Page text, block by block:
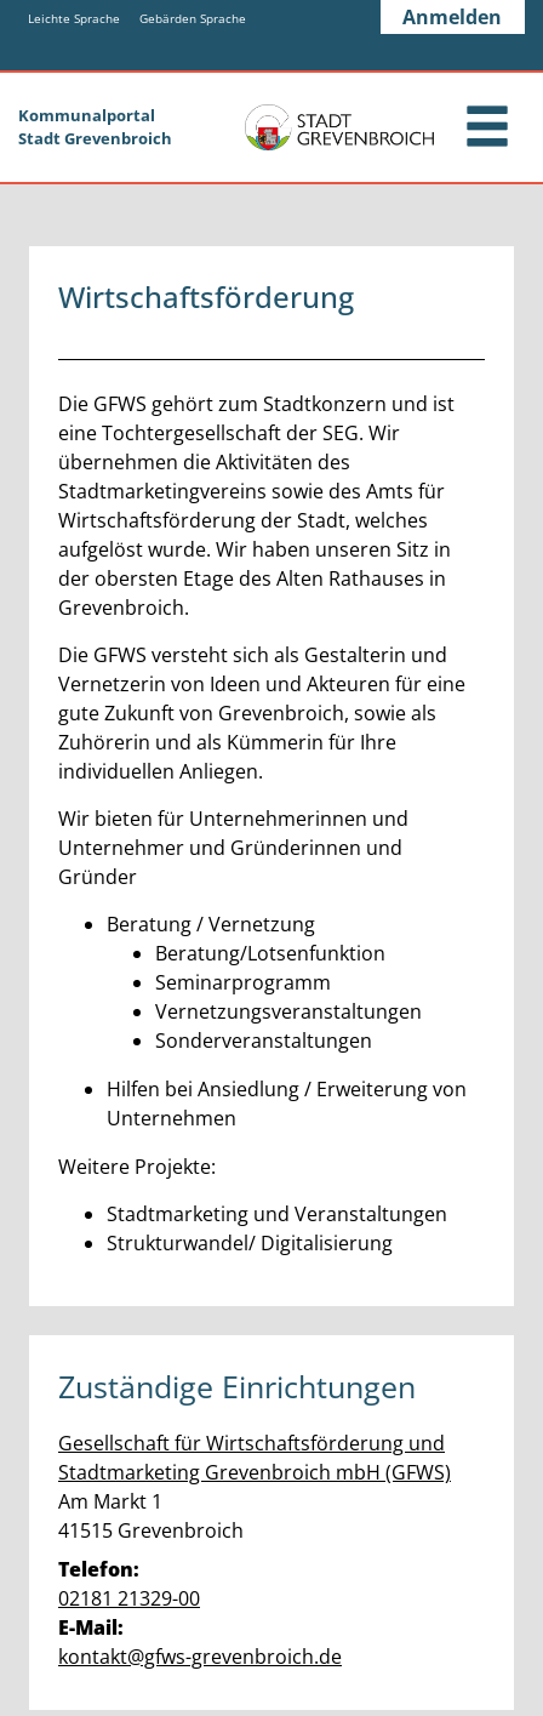
Zum Hauptinhalt springen
Zum Header
Zum Hauptinhalt
Zum Footer
Leichte Sprache Gebärden Sprache Anmelden
Kommunalportal
Stadt Grevenbroich
Wirtschaftsförderung
Beschreibung
Die GFWS gehört zum Stadtkonzern und ist
eine Tochtergesellschaft der SEG. Wir
übernehmen die Aktivitäten des
Stadtmarketingvereins sowie des Amts für
Wirtschaftsförderung der Stadt, welches
aufgelöst wurde. Wir haben unseren Sitz in
der obersten Etage des Alten Rathauses in
Grevenbroich.
Die GFWS versteht sich als Gestalterin und
Vernetzerin von Ideen und Akteuren für eine
gute Zukunft von Grevenbroich, sowie als
Zuhörerin und als Kümmerin für Ihre
individuellen Anliegen.
Wir bieten für Unternehmerinnen und
Unternehmer und Gründerinnen und
Gründer
Beratung / Vernetzung
Beratung/Lotsenfunktion
Seminarprogramm
Vernetzungsveranstaltungen
Sonderveranstaltungen
Hilfen bei Ansiedlung / Erweiterung von
Unternehmen
Weitere Projekte:
Stadtmarketing und Veranstaltungen
Strukturwandel/ Digitalisierung
Zuständige Einrichtungen
Gesellschaft für Wirtschaftsförderung und
Stadtmarketing Grevenbroich mbH (GFWS)
Straße:
Am Markt Hausnummer:
1
PLZ:
41515 Ort:
Grevenbroich
Telefon:
02181 21329-00
E-Mail:
kontakt@gfws-grevenbroich.de